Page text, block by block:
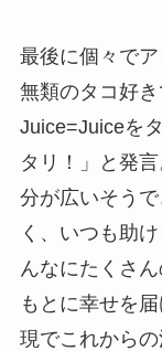
最後に個々でア
無類のタコ好
Juice=Juiceを
タリ！」と発
分が広いそう
く、いつも助
んなにたくさ
もとに幸せを
現でこれから